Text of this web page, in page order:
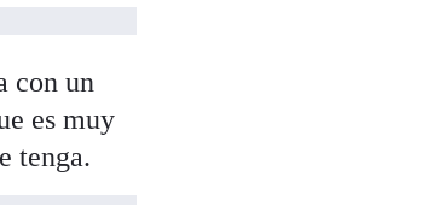
con un
es muy
tenga.